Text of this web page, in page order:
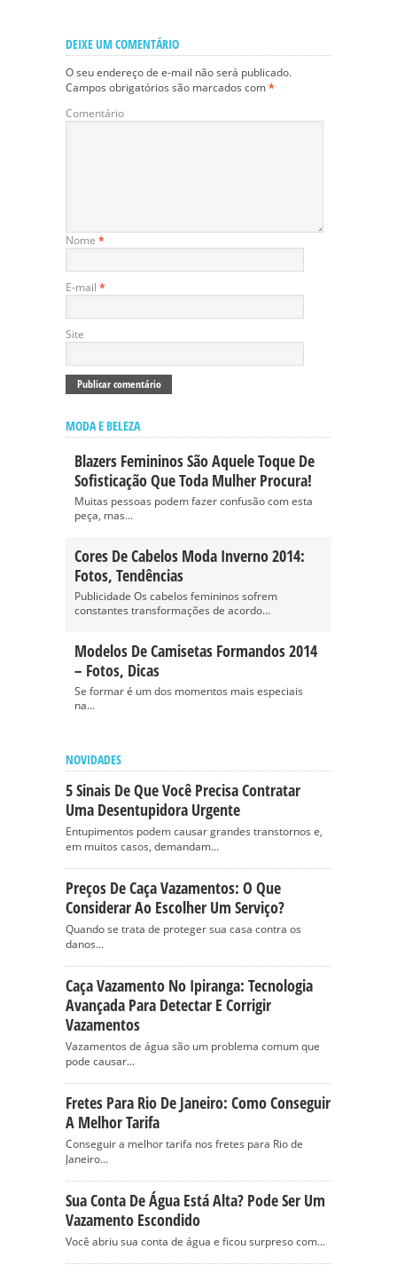
DEIXE UM COMENTÁRIO
O seu endereço de e-mail não será publicado.
Campos obrigatórios são marcados com*
Comentário
Nome *
E-mail *
Site
MODA E BELEZA
Blazers Femininos São Aquele Toque De
Sofisticação Que Toda Mulher Procura!
Muitas pessoas podem fazer confusão com esta
peça, mas...
Cores De Cabelos Moda Inverno 2014:
Fotos, Tendências
Publicidade Os cabelos femininos sofrem
constantes transformações de acordo...
Modelos De Camisetas Formandos 2014
– Fotos, Dicas
Se formar é um dos momentos mais especiais
na...
NOVIDADES
5 Sinais De Que Você Precisa Contratar
Uma Desentupidora Urgente
Entupimentos podem causar grandes transtornos e,
em muitos casos, demandam...
Preços De Caça Vazamentos: O Que
Considerar Ao Escolher Um Serviço?
Quando se trata de proteger sua casa contra os
danos...
Caça Vazamento No Ipiranga: Tecnologia
Avançada Para Detectar E Corrigir
Vazamentos
Vazamentos de água são um problema comum que
pode causar...
Fretes Para Rio De Janeiro: Como Conseguir
A Melhor Tarifa
Conseguir a melhor tarifa nos fretes para Rio de
Janeiro...
Sua Conta De Água Está Alta? Pode Ser Um
Vazamento Escondido
Você abriu sua conta de água e ficou surpreso com...